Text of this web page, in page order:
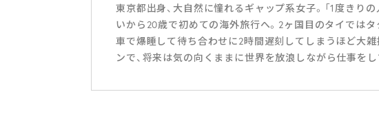
東京都出身、大自然に憧れるギャップ系女子。「1度きり
いから20歳で初めての海外旅行へ。2ヶ国目のタイでは
車で爆睡して待ち合わせに2時間遅刻してしまうほど大
ンで、将来は気の向くままに世界を放浪しながら仕事をし